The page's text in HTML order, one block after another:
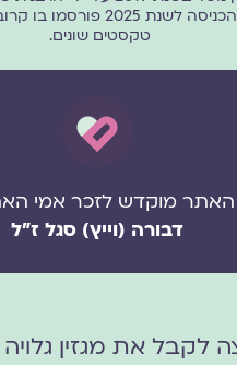
טקסטים שונים.
האתר מוקדש לזכר אמי
דבורה (וייץ) סגל ז"ל
לקבל את מגזין גלויה